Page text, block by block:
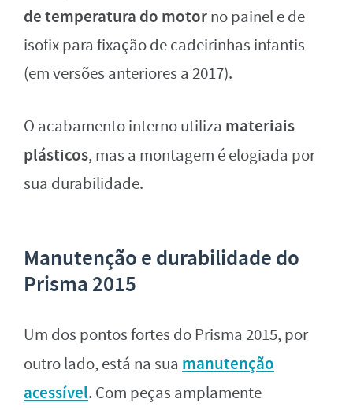
de temperatura do motorno painel e de
isofix para fixação de cadeirinhas infantis
(em versões anteriores a 2017).
O acabamento interno utiliza materiais
plásticos, mas a montagem é elogiada por
sua durabilidade.
Manutenção e durabilidade do
Prisma 2015
Um dos pontos fortes do Prisma 2015, por
outro lado, está na sua manutenção
acessível. Com peças amplamente